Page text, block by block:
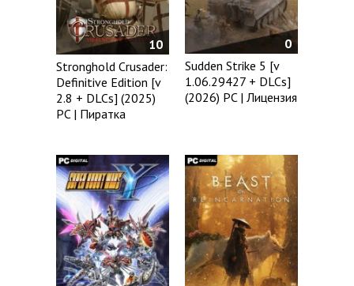
10
Stronghold Crusader:
Definitive Edition [v
2.8 + DLCs] (2025)
PC | Пиратка
0
Sudden Strike 5 [v
1.06.29427 + DLCs]
(2026) PC | Лицензия